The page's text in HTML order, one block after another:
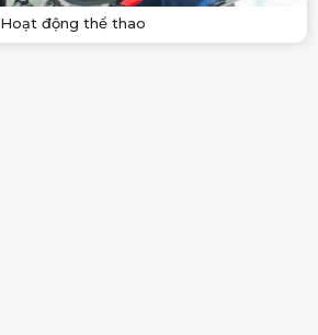
Hoạt động thể thao